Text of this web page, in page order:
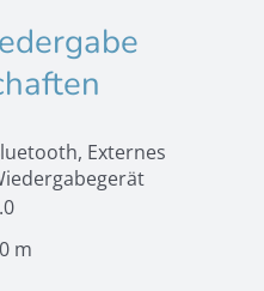
Externes
m